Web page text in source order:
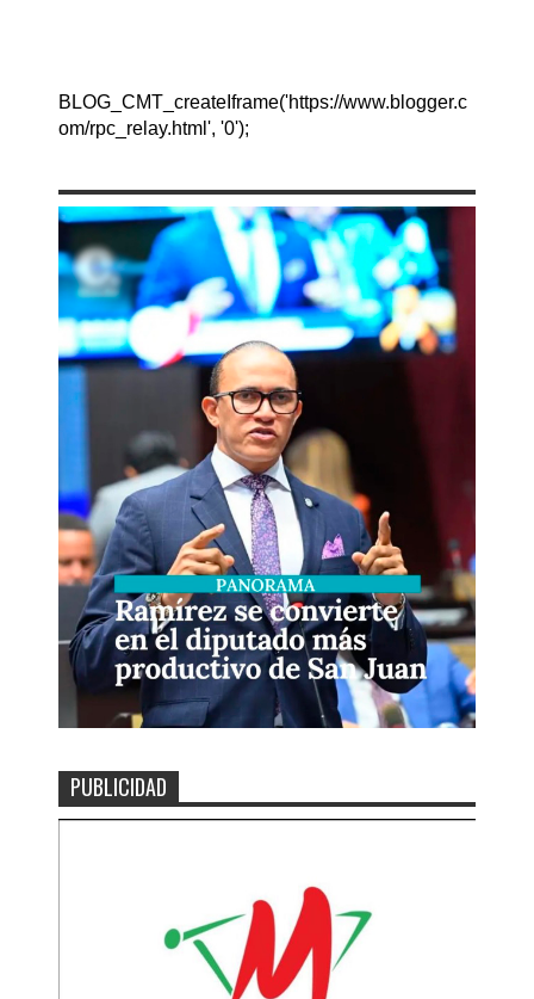
BLOG_CMT_createIframe('https://www.blogger.c
om/rpc_relay.html', '0');
PUBLICIDAD